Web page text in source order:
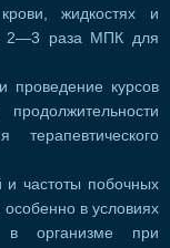
жидкостях и
2—3 раза МПК для
проведение курсов
и частоты побочных
в условиях
в организме при